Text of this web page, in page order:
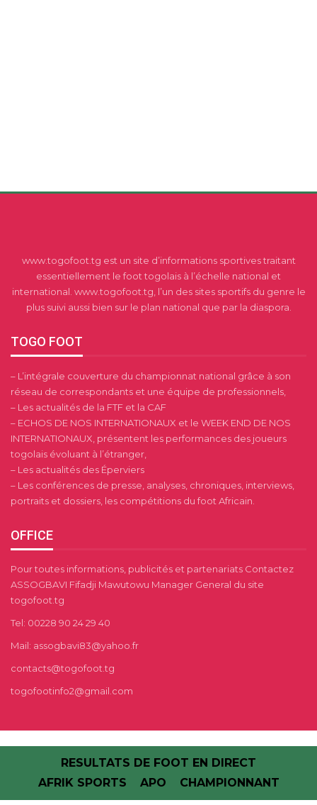
www.togofoot.tg est un site d’informations sportives traitant
essentiellement le foot togolais à l’échelle national et
international. www.togofoot.tg, l’un des sites sportifs du genre le
plus suivi aussi bien sur le plan national que par la diaspora.
TOGO FOOT
– L’intégrale couverture du championnat national grâce à son
réseau de correspondants et une équipe de professionnels,
– Les actualités de la FTF et la CAF
– ECHOS DE NOS INTERNATIONAUX et le WEEK END DE NOS
INTERNATIONAUX, présentent les performances des joueurs
togolais évoluant à l’étranger,
– Les actualités des Éperviers
– Les conférences de presse, analyses, chroniques, interviews,
portraits et dossiers, les compétitions du foot Africain.
OFFICE
Pour toutes informations, publicités et partenariats Contactez
ASSOGBAVI Fifadji Mawutowu Manager General du site
togofoot.tg
Tel: 00228 90 24 29 40
Mail: assogbavi83@yahoo.fr
contacts@togofoot.tg
togofootinfo2@gmail.com
RESULTATS DE FOOT EN DIRECT
AFRIK SPORTS
APO CHAMPIONNANT